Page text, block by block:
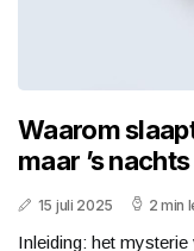
Waarom
maar ’s
15 juli 2025 2 min
Inleiding: het